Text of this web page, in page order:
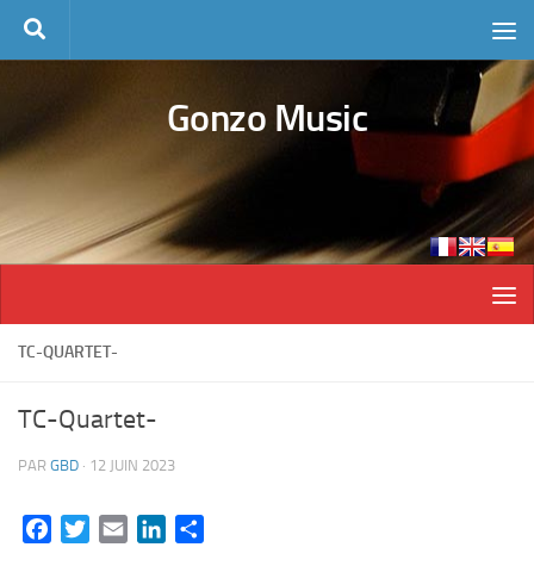
Skip to content
Gonzo Music
TC-QUARTET-
TC-Quartet-
PAR GBD · 12 JUIN 2023
FacebookTwitterEmail LinkedIn